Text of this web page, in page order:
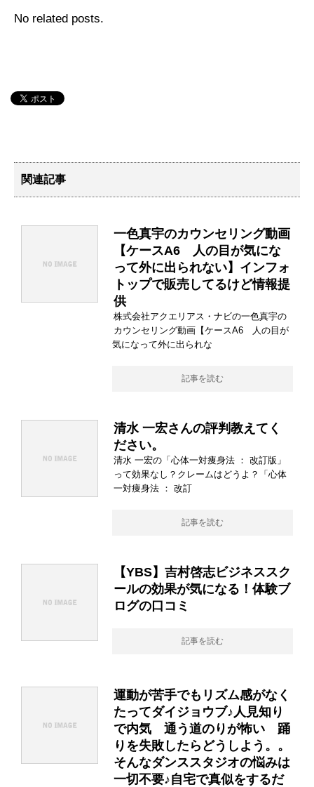
No related posts.
関連記事
一色真宇のカウンセリング動画
【ケースA6 人の目が気にな
って外に出られない】インフォ
トップで販売してるけど情報提
供
株式会社アクエリアス・ナビの一色真宇の
カウンセリング動画【ケースA6 人の目が
気になって外に出られな
記事を読む
清水 一宏さんの評判教えてく
ださい。
清水 一宏の「心体一対痩身法 ： 改訂版」
って効果なし？クレームはどうよ？「心体
一対痩身法 ： 改訂
記事を読む
【YBS】吉村啓志ビジネススク
ールの効果が気になる！体験ブ
ログの口コミ
記事を読む
運動が苦手でもリズム感がなく
たってダイジョウブ♪人見知り
で内気 通う道のりが怖い 踊
りを失敗したらどうしよう。。
そんなダンススタジオの悩みは
一切不要♪自宅で真似をするだ